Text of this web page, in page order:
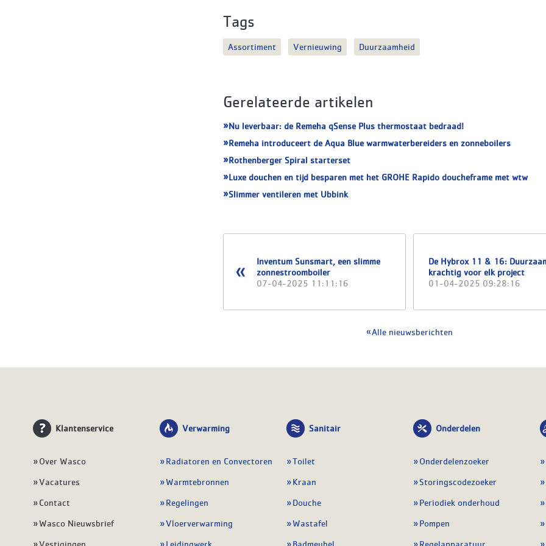
Tags
Assortiment Vernieuwing Duurzaamheid
Gerelateerde artikelen
Nu leverbaar: de Remeha qSense Plus thermostaat bedraad!
Remeha introduceert de Aqua Blue warmwaterbereiders en zonneboilers
Rothenberger Spiral starterset
Luxe douchen en tijd besparen met het GROHE Rapido doucheframe met wtw
Slimmer ventileren met Ubbink
Inventum Sunsmart, een slimme
zonnestroomboiler
07-04-2025 11:11:16
De Hybrox 11 & 16:
krachtig voor elk project
01-04-2025 09:28:16
Alle nieuwsberichten
Klantenservice
Over Wasco
Vacatures
Contact
Wasco Nieuwsbrief
Vestigingen
Verwarming
Radiatoren en Convectoren
Warmtebronnen
Regelingen
Vloerverwarming
Leidingwerk
Sanitair
Toilet
Kraan
Douche
Wastafel
Badmeubel
Onderdelen
Onderdelenzoeker
Storingscodezoeker
Periodiek onderhoud
Pompen
Regelapparatuur